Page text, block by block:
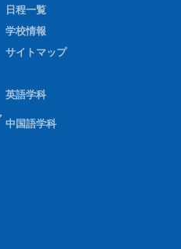
日程一覧
学校情報
サイトマップ
英語学科
中国語学科